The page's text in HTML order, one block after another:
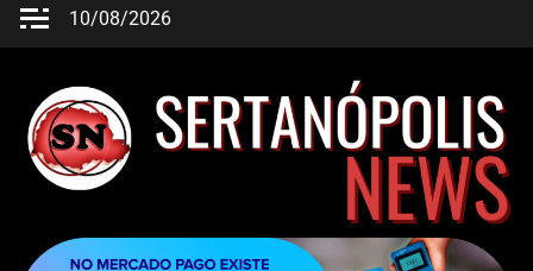
10/08/2026